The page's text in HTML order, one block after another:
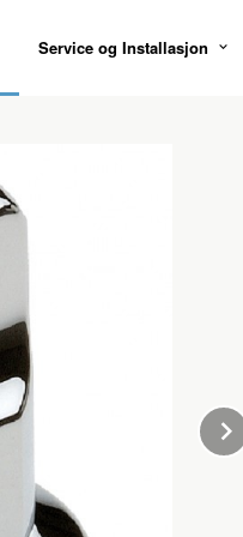
Service og Installasjon